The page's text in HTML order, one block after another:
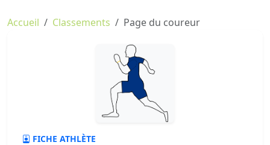
Accueil Classements Page du coureur
FICHE ATHLÈTE